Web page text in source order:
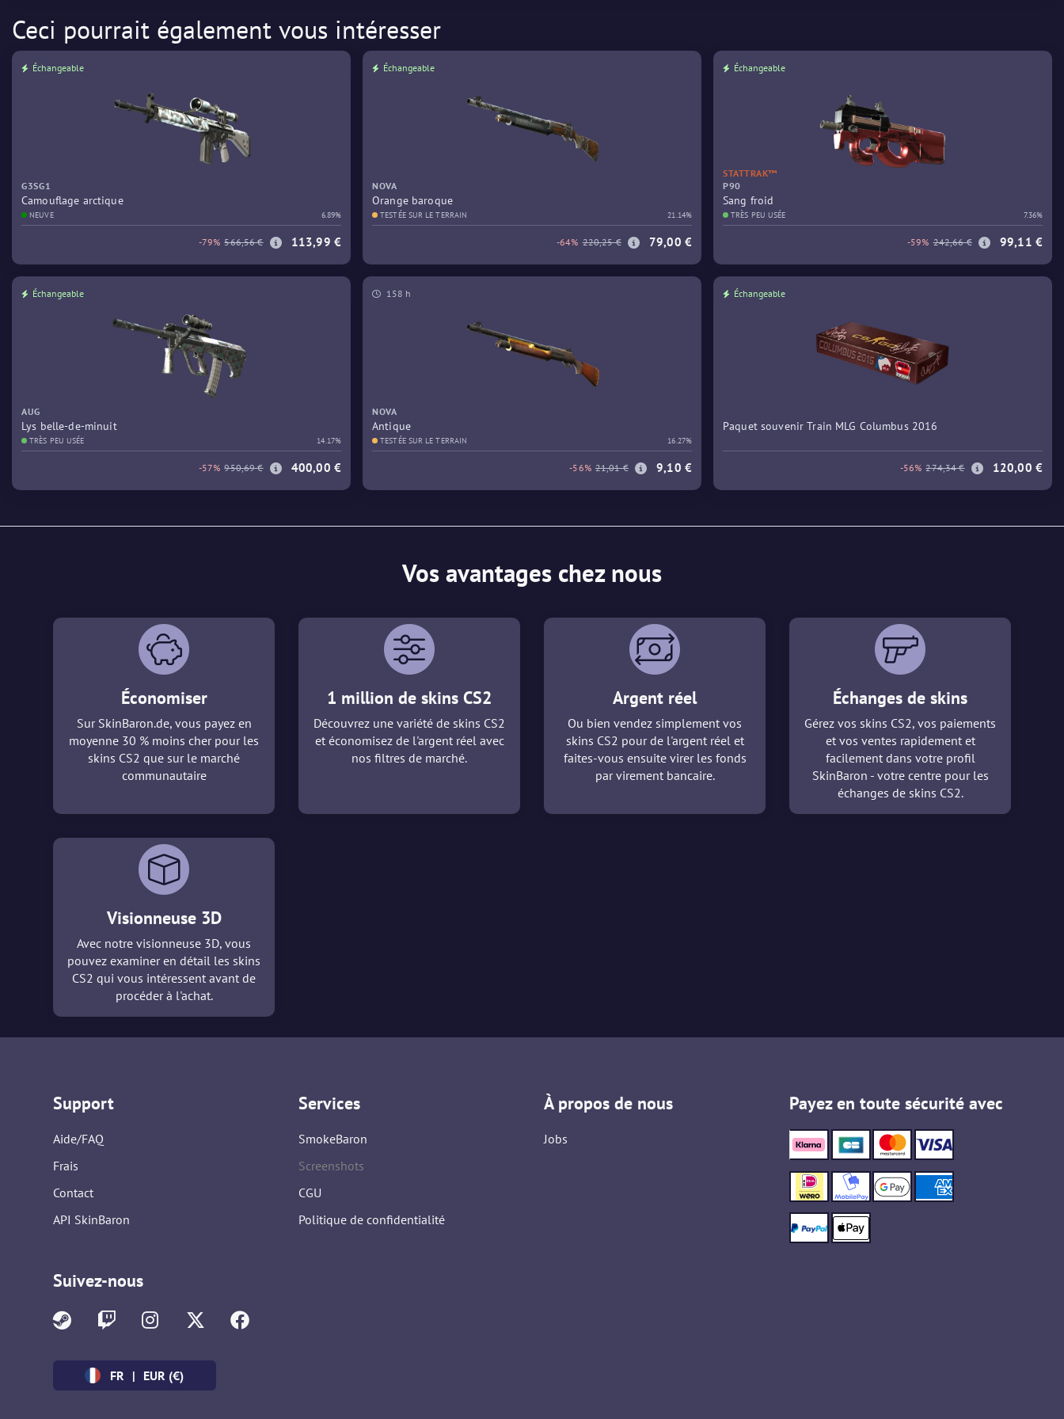
Ceci pourrait également vous intéresser
Échangeable
G3SG1
Camouflage arctique
NEUVE 6.89%
-79% 566,56 € 113,99 €
Échangeable
NOVA
Orange baroque
TESTÉE SUR LE TERRAIN 21.14%
-64% 220,25 € 79,00 €
Échangeable
STATTRAK™
P90
Sang froid
TRÈS PEU USÉE 7.36%
-59% 242,66 € 99,11 €
Échangeable
AUG
Lys belle-de-minuit
TRÈS PEU USÉE 14.17%
-57% 950,69 € 400,00 €
158 h
NOVA
Antique
TESTÉE SUR LE TERRAIN 16.27%
-56% 21,01 € 9,10 €
Échangeable
Paquet souvenir Train MLG Columbus 2016
-56% 274,34 € 120,00 €
Vos avantages chez nous
Économiser
Sur SkinBaron.de, vous payez en
moyenne 30 % moins cher pour les
skins CS2 que sur le marché
communautaire
1 million de skins CS2
Découvrez une variété de skins CS2
et économisez de l'argent réel avec
nos filtres de marché.
Argent réel
Ou bien vendez simplement vos
skins CS2 pour de l'argent réel et
faites-vous ensuite virer les fonds
par virement bancaire.
Échanges de skins
Gérez vos skins CS2, vos paiements
et vos ventes rapidement et
facilement dans votre profil
SkinBaron - votre centre pour les
échanges de skins CS2.
Visionneuse 3D
Avec notre visionneuse 3D, vous
pouvez examiner en détail les skins
CS2 qui vous intéressent avant de
procéder à l'achat.
Support
Aide/FAQ
Frais
Contact
API SkinBaron
Services
SmokeBaron
Screenshots
CGU
Politique de confidentialité
À propos de nous
Jobs
Payez en toute sécurité avec
Suivez-nous
FR | EUR (€)